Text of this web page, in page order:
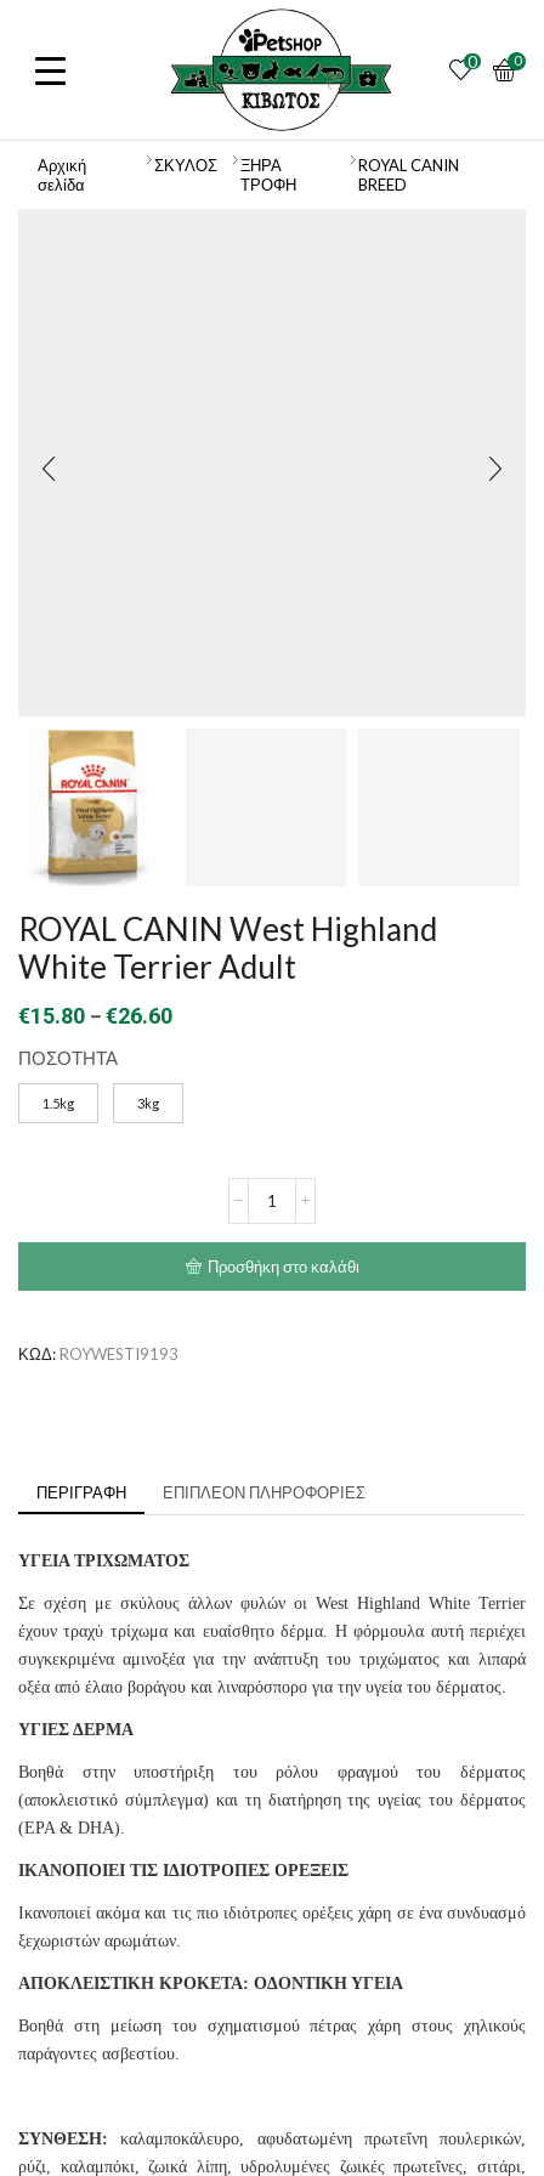
0 0
Αρχική
σελίδα
ΣΚΥΛΟΣ
ΞΗΡΑ
ΤΡΟΦΗ
ROYAL CANIN
BREED
ROYAL CANIN West Highland
White Terrier Adult
€15.80 –€26.60Price
€15.80
through
ΠΟΣΟΤΗΤΑ
1.5kg 3kg
CANIN
White
Terrier
Προσθήκη στο καλάθι
ΚΩΔ: ROYWESTI9193
ΠΕΡΙΓΡΑΦΉ ΕΠΙΠΛΈΟΝ ΠΛΗΡΟΦΟΡΊΕΣ
ΥΓΕΙΑ ΤΡΙΧΩΜΑΤΟΣ
Σε σχέση με σκύλους άλλων φυλών οι West Highland White Terrier
έχουν τραχύ τρίχωμα και ευαίσθητο δέρμα. Η φόρμουλα αυτή περιέχει
συγκεκριμένα αμινοξέα για την ανάπτυξη του τριχώματος και λιπαρά
οξέα από έλαιο βοράγου και λιναρόσπορο για την υγεία του δέρματος.
ΥΓΙΕΣ ΔΕΡΜΑ
Βοηθά στην υποστήριξη του ρόλου φραγμού του δέρματος
(αποκλειστικό σύμπλεγμα) και τη διατήρηση της υγείας του δέρματος
(EPA & DHA).
ΙΚΑΝΟΠΟΙΕΙ ΤΙΣ ΙΔΙΟΤΡΟΠΕΣ ΟΡΕΞΕΙΣ
Ικανοποιεί ακόμα και τις πιο ιδιότροπες ορέξεις χάρη σε ένα συνδυασμό
ξεχωριστών αρωμάτων.
ΑΠΟΚΛΕΙΣΤΙΚΗ ΚΡΟΚΕΤΑ: ΟΔΟΝΤΙΚΗ ΥΓΕΙΑ
Βοηθά στη μείωση του σχηματισμού πέτρας χάρη στους χηλικούς
παράγοντες ασβεστίου.
ΣΥΝΘΕΣΗ: καλαμποκάλευρο, αφυδατωμένη πρωτεΐνη πουλερικών,
ρύζι, καλαμπόκι, ζωικά λίπη, υδρολυμένες ζωικές πρωτεΐνες, σιτάρι,